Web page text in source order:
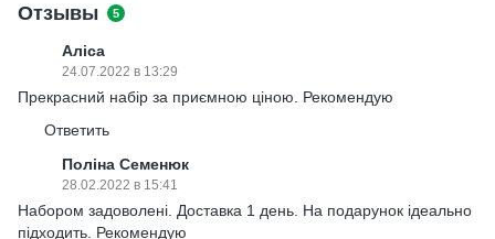
Отзывы 5
Аліса
24.07.2022 в 13:29
Прекрасний набір за приємною ціною. Рекомендую
Ответить
Поліна Семенюк
28.02.2022 в 15:41
Набором задоволені. Доставка 1 день. На подарунок ідеально
підходить. Рекомендую